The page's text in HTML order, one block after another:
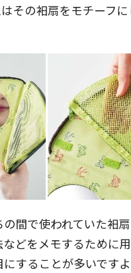
はその衵扇をモチーフ
間で使われていた衵
どをメモするために
することが多いですよ